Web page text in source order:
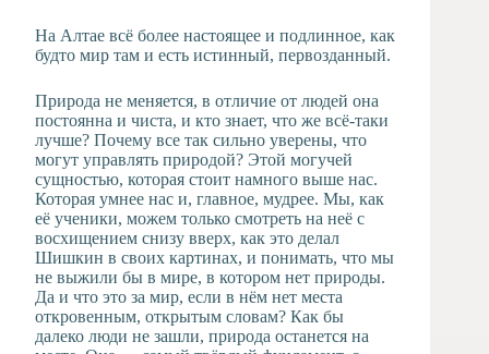
На Алтае всё более настоящее и подлинное, как
будто мир там и есть истинный, первозданный.
Природа не меняется, в отличие от людей она
постоянна и чиста, и кто знает, что же всё-таки
лучше? Почему все так сильно уверены, что
могут управлять природой? Этой могучей
сущностью, которая стоит намного выше нас.
Которая умнее нас и, главное, мудрее. Мы, как
её ученики, можем только смотреть на неё с
восхищением снизу вверх, как это делал
Шишкин в своих картинах, и понимать, что мы
не выжили бы в мире, в котором нет природы.
Да и что это за мир, если в нём нет места
откровенным, открытым словам? Как бы
далеко люди не зашли, природа останется на